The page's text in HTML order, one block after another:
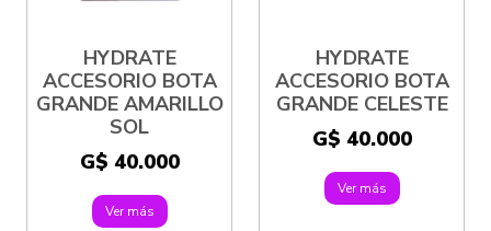
HYDRATE
ACCESORIO BOTA
GRANDE AMARILLO
SOL
G$ 40.000
Ver más
HYDRATE
ACCESORIO BOTA
GRANDE CELESTE
G$ 40.000
Ver más